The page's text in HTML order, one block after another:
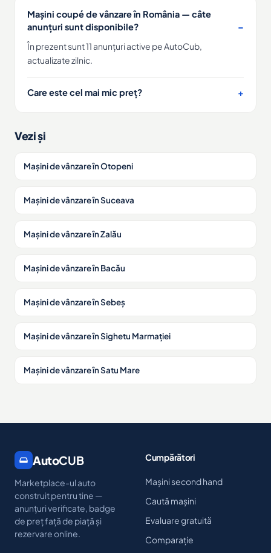
Mașini coupé de vânzare în România — câte
anunțuri sunt disponibile?
În prezent sunt 11 anunțuri active pe AutoCub,
actualizate zilnic.
Care este cel mai mic preț?
Vezi și
Mașini de vânzare în Otopeni
Mașini de vânzare în Suceava
Mașini de vânzare în Zalău
Mașini de vânzare în Bacău
Mașini de vânzare în Sebeș
Mașini de vânzare în Sighetu Marmației
Mașini de vânzare în Satu Mare
AutoCUB
Marketplace-ul auto
construit pentru tine —
anunțuri verificate, badge
de preț față de piață și
rezervare online.
Cumpărători
Mașini second hand
Caută mașini
Evaluare gratuită
Comparație